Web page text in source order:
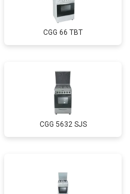
CGG 66 TBT
CGG 5632 SJS